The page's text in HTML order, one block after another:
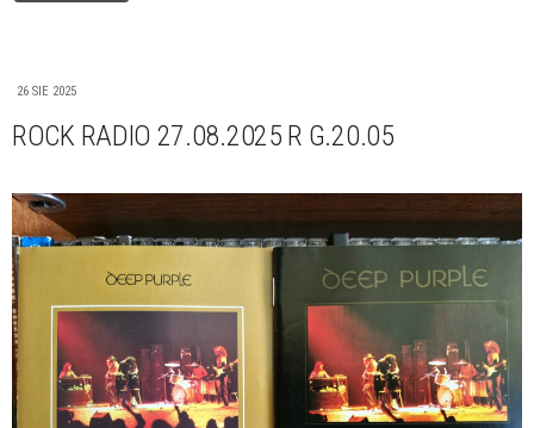
26 SIE 2025
ROCK RADIO 27.08.2025 R G.20.05